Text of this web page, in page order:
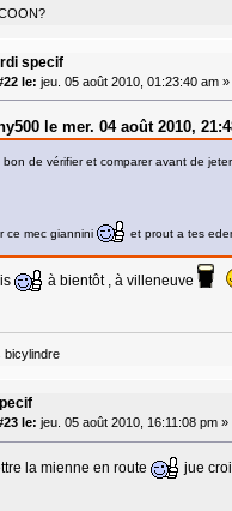
specif
le: jeu. 05 août 2010, 01:23:40 am »
le mer. 04 août 2010,
de vérifier et comparer avant de
ce mec giannini et prout a tes
à bientôt , à villeneuve
bicylindre
le: jeu. 05 août 2010, 16:11:08 pm »
la mienne en route jue